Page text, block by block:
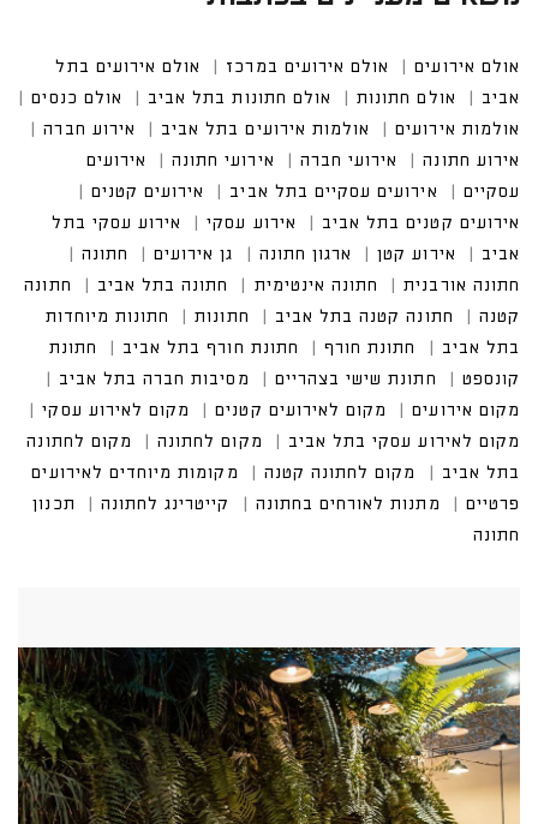
אולם אירועים אולם אירועים במרכז
אולם אירועים בתל
אביב
אולם חתונות אולם חתונות בתל אביב
אולם כנסים
אולמות אירועים
אולמות אירועים בתל אביב
אירוע חברה
אירוע חתונה
אירועי חברה אירועי חתונה
אירועים
עסקיים
אירועים עסקיים בתל אביב
אירועים קטנים
אירועים קטנים בתל אביב
אירוע עסקי
אירוע עסקי בתל
אביב
אירוע קטן ארגון חתונה גן אירועים
חתונה
חתונה אורבנית
חתונה אינטימית חתונה בתל אביב
חתונה
קטנה
חתונה קטנה בתל אביב חתונות
חתונות מיוחדות
בתל אביב
חתונת חורף חתונת חורף בתל אביב
חתונת
קונספט
חתונת שישי בצהריים
מסיבות חברה בתל אביב
מקום אירועים
מקום לאירועים קטנים
מקום לאירוע עסקי
מקום לאירוע עסקי בתל אביב
מקום לחתונה
מקום לחתונה
בתל אביב
מקום לחתונה קטנה
מקומות מיוחדים לאירועים
פרטיים
מתנות לאורחים בחתונה קייטרינג לחתונה
תכנון
חתונה